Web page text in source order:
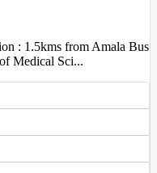
: 1.5kms from Amala Bus
Medical Sci...